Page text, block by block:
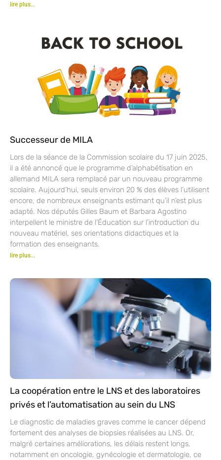
lire plus...
Successeur de MILA
Lors de la séance de la Commission scolaire du 17 juin 2025,
il a été annoncé que le programme d’alphabétisation en
allemand MILA sera remplacé par un nouveau programme
scolaire. Aujourd’hui, seuls environ 20 % des élèves l’utilisent
encore, de nombreux enseignants estimant qu’il n’est plus
adapté. Nos députés Gilles Baum et Barbara Agostino
interpellent le ministre de l’Éducation sur l’introduction du
nouveau matériel, ses orientations didactiques et la
formation des enseignants.
lire plus...
La coopération entre le LNS et des laboratoires
privés et l’automatisation au sein du LNS
Le diagnostic de maladies graves comme le cancer dépend
fortement des analyses de biopsies réalisées au LNS. Or,
malgré certaines améliorations, les délais restent longs,
notamment en oncologie, gynécologie et dermatologie, ce